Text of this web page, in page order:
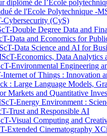
diplômé de l’École
de l'Ecole Polytechnique -
(CyS)
Double Degree Data and
Data and Economics for
Data Science and AI for
Economics, Data Analytics
Environmental Engineering
of Things : Innovation
: Large Language Models,
Markets and Quantitative
Energy Environment :
Trust and Responsible AI
Visual Computing and
Extended Cinematography